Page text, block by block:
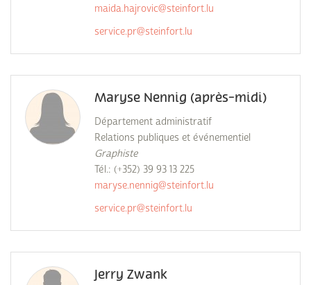
maida.hajrovic@steinfort.lu
service.pr@steinfort.lu
Maryse Nennig (après-midi)
Département administratif
Relations publiques et événementiel
Graphiste
Tél.: (+352) 39 93 13 225
maryse.nennig@steinfort.lu
service.pr@steinfort.lu
Jerry Zwank